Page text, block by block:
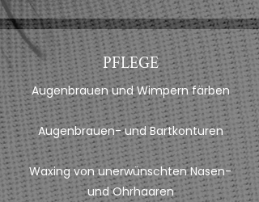
PFLEGE
Augenbrauen und Wimpern färben
Augenbrauen- und Bartkonturen
Waxing von unerwünschten Nasen-
und Ohrhaaren